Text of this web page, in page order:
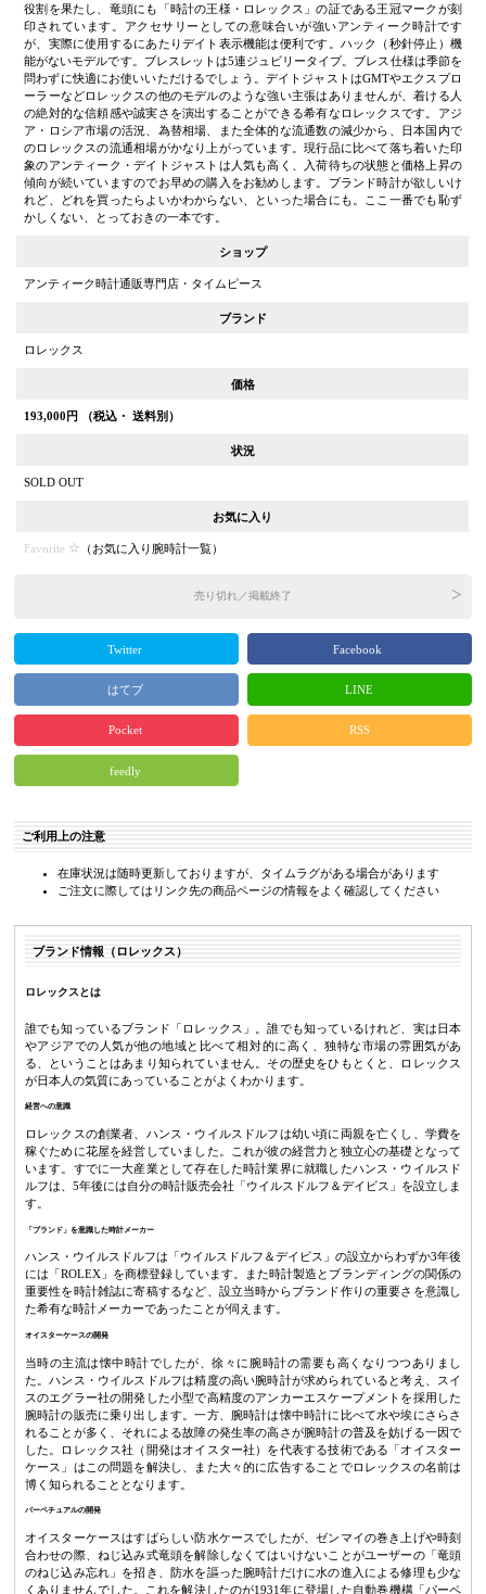
役割を果たし、竜頭にも「時計の王様・ロレックス」の証である王冠マークが刻
印されています。アクセサリーとしての意味合いが強いアンティーク時計です
が、実際に使用するにあたりデイト表示機能は便利です。ハック（秒針停止）機
能がないモデルです。ブレスレットは5連ジュビリータイプ。ブレス仕様は季節を
問わずに快適にお使いいただけるでしょう。デイトジャストはGMTやエクスプロ
ーラーなどロレックスの他のモデルのような強い主張はありませんが、着ける人
の絶対的な信頼感や誠実さを演出することができる希有なロレックスです。アジ
ア・ロシア市場の活況、為替相場、また全体的な流通数の減少から、日本国内で
のロレックスの流通相場がかなり上がっています。現行品に比べて落ち着いた印
象のアンティーク・デイトジャストは人気も高く、入荷待ちの状態と価格上昇の
傾向が続いていますのでお早めの購入をお勧めします。ブランド時計が欲しいけ
れど、どれを買ったらよいかわからない、といった場合にも。ここ一番でも恥ず
かしくない、とっておきの一本です。
ショップ
アンティーク時計通販専門店・タイムピース
ブランド
ロレックス
価格
193,000 円 （税込・ 送料別）
状況
SOLD OUT
お気に入り
Favorite （お気に入り腕時計一覧）
売り切れ／掲載終了
Twitter Facebook
はてブ LINE
Pocket RSS
feedly
ご利用上の注意
在庫状況は随時更新しておりますが、タイムラグがある場合があります
ご注文に際してはリンク先の商品ページの情報をよく確認してください
ブランド情報（ロレックス）
ロレックスとは
誰でも知っているブランド「ロレックス」。誰でも知っているけれど、実は日本
やアジアでの人気が他の地域と比べて相対的に高く、独特な市場の雰囲気があ
る、ということはあまり知られていません。その歴史をひもとくと、ロレックス
が日本人の気質にあっていることがよくわかります。
経営への意識
ロレックスの創業者、ハンス・ウイルスドルフは幼い頃に両親を亡くし、学費を
稼ぐために花屋を経営していました。これが彼の経営力と独立心の基礎となって
います。すでに一大産業として存在した時計業界に就職したハンス・ウイルスド
ルフは、5年後には自分の時計販売会社「ウイルスドルフ＆デイビス」を設立しま
す。
「ブランド」を意識した時計メーカー
ハンス・ウイルスドルフは「ウイルスドルフ＆デイビス」の設立からわずか3年後
には「ROLEX」を商標登録しています。また時計製造とブランディングの関係の
重要性を時計雑誌に寄稿するなど、設立当時からブランド作りの重要さを意識し
た希有な時計メーカーであったことが伺えます。
オイスターケースの開発
当時の主流は懐中時計でしたが、徐々に腕時計の需要も高くなりつつありまし
た。ハンス・ウイルスドルフは精度の高い腕時計が求められていると考え、スイ
スのエグラー社の開発した小型で高精度のアンカーエスケープメントを採用した
腕時計の販売に乗り出します。一方、腕時計は懐中時計に比べて水や埃にさらさ
れることが多く、それによる故障の発生率の高さが腕時計の普及を妨げる一因で
した。ロレックス社（開発はオイスター社）を代表する技術である「オイスター
ケース」はこの問題を解決し、また大々的に広告することでロレックスの名前は
博く知られることとなります。
パーペチュアルの開発
オイスターケースはすばらしい防水ケースでしたが、ゼンマイの巻き上げや時刻
合わせの際、ねじ込み式竜頭を解除しなくてはいけないことがユーザーの「竜頭
のねじ込み忘れ」を招き、防水を謳った腕時計だけに水の進入による修理も少な
くありませんでした。これを解決したのが1931年に登場した自動巻機構「パーペ